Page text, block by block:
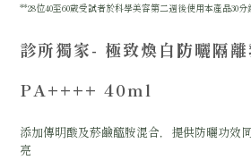
**28位40至60歲受試者於科學美容第二週後使用本產品30
診所獨家- 極致煥白防曬隔
PA++++ 40ml
添加傳明酸及菸鹼醯胺混合，提供防曬功效
亮